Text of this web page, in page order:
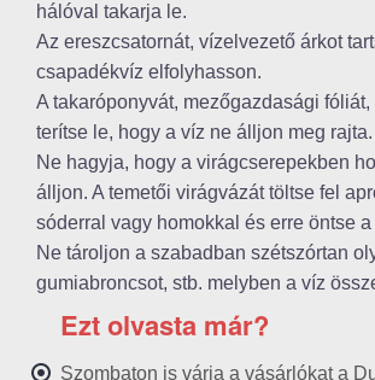
hálóval takarja le.
Az ereszcsatornát, vízelvezető árkot
csapadékvíz elfolyhasson.
A takaróponyvát, mezőgazdasági
terítse le, hogy a víz ne álljon meg rajta.
Ne hagyja, hogy a virágcserepekben
álljon. A temetői virágvázát töltse fel
sóderral vagy homokkal és erre öntse a
Ne tároljon a szabadban szétszórtan
gumiabroncsot, stb. melyben a víz
Ezt olvasta már?
Szombaton is várja a vásárlókat a